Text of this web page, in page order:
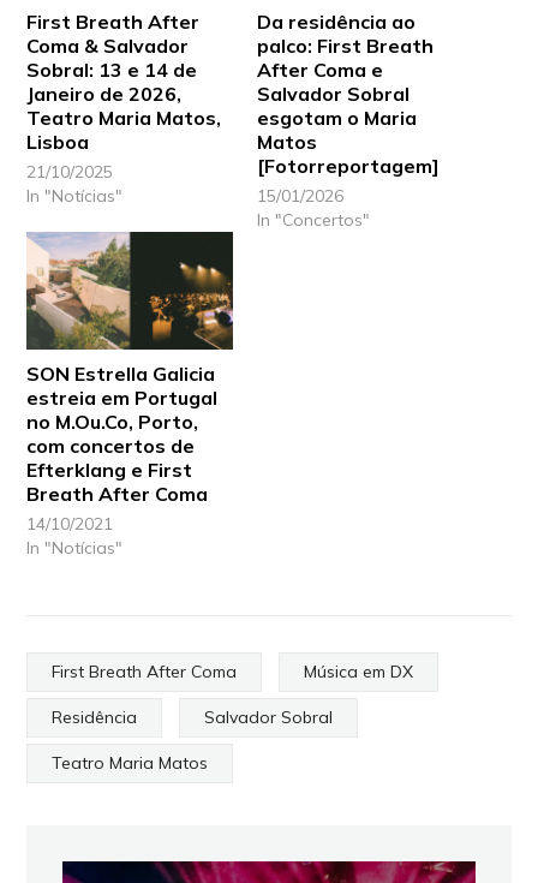
First Breath After
Coma & Salvador
Sobral: 13 e 14 de
Janeiro de 2026,
Teatro Maria Matos,
Lisboa
21/10/2025
In "Notícias"
Da residência ao
palco: First Breath
After Coma e
Salvador Sobral
esgotam o Maria
Matos
[Fotorreportagem]
15/01/2026
In "Concertos"
SON Estrella Galicia
estreia em Portugal
no M.Ou.Co, Porto,
com concertos de
Efterklang e First
Breath After Coma
14/10/2021
In "Notícias"
First Breath After Coma Música em DX
Residência Salvador Sobral
Teatro Maria Matos